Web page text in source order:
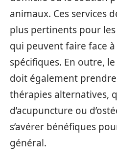
animaux. Ces services
plus pertinents pour
qui peuvent faire face
spécifiques. En outre,
doit également
thérapies alternatives,
d’acupuncture ou
s’avérer bénéfiques
général.